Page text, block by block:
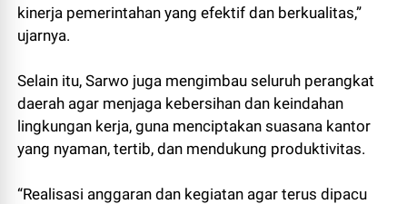
kinerja pemerintahan yang efektif dan berkualitas,”
ujarnya.
Selain itu, Sarwo juga mengimbau seluruh perangkat
daerah agar menjaga kebersihan dan keindahan
lingkungan kerja, guna menciptakan suasana kantor
yang nyaman, tertib, dan mendukung produktivitas.
“Realisasi anggaran dan kegiatan agar terus dipacu